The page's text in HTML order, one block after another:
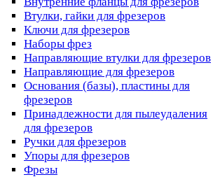
Втулки, гайки для фрезеров
Ключи для фрезеров
Наборы фрез
Направляющие втулки для фрезеров
Направляющие для фрезеров
Основания (базы), пластины для
фрезеров
Принадлежности для пылеудаления
для фрезеров
Ручки для фрезеров
Упоры для фрезеров
Фрезы